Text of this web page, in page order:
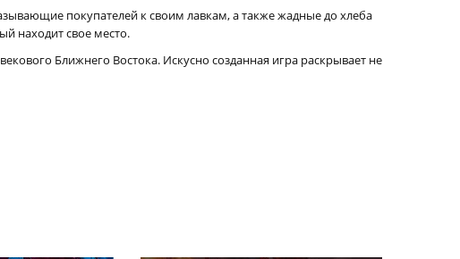
покупателей к своим лавкам, а также жадные до хлеба
находит свое место.
Ближнего Востока. Искусно созданная игра раскрывает не